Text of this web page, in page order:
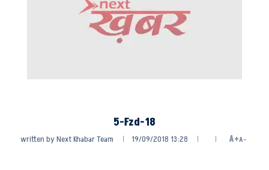
5-Fzd-18
written byNext Khabar Team 19/09/2018 13:28 A+A-